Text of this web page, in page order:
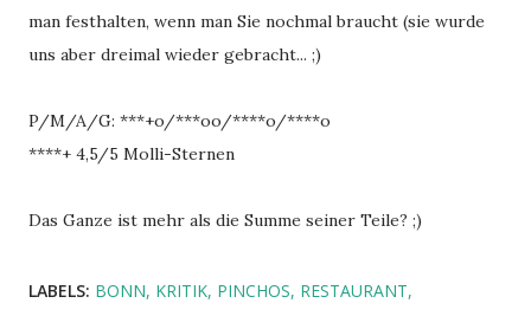
man festhalten, wenn man Sie nochmal braucht (sie wurde
uns aber dreimal wieder gebracht... ;)
P/M/A/G: ***+o/***oo/****o/****o
****+ 4,5/5 Molli-Sternen
Das Ganze ist mehr als die Summe seiner Teile? ;)
LABELS: BONN KRITIK PINCHOS RESTAURANT